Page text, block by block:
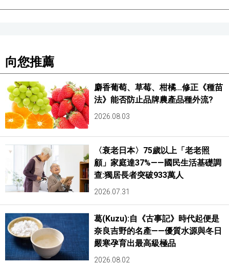
向您推薦
麝香葡萄、草莓、柑橘...修正《種苗
法》能否防止品牌農產品種外流?
2026.08.03
〈衰老日本〉75歲以上「老老照
顧」家庭達37%——國民生活基礎調
查:獨居長者突破933萬人
2026.07.31
葛(Kuzu):自《古事記》時代起便是
奈良吉野的名產——優質水源與冬日
嚴寒孕育出最高級極品
2026.08.02